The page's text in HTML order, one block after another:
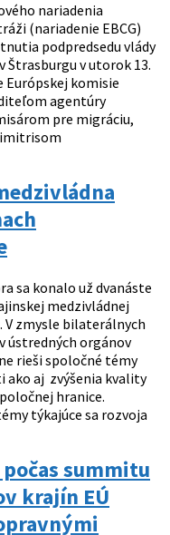
nariadenia
(nariadenie EBCG)
podpredsedu vlády
v utorok 13.
Európskej komisie
agentúry
pre migráciu,
sa konalo už dvanáste
medzivládnej
V zmysle bilaterálnych
ústredných orgánov
rieši spoločné témy
aj zvýšenia kvality
hranice.
týkajúce sa rozvoja
summitu
krajín EÚ